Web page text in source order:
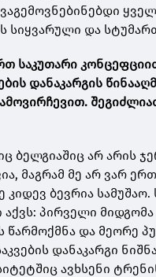
ვაგემოვნებინებდი
სიყვარული და
საკუთარი
დანაკარგის
ბელგიაშიც არ არის
მაგრამ მე არ ვარ
კიდევ ბევრია
აქვს: პირველი
წარმოქმნა და მეორე
დანაკარგი
ავხსენი